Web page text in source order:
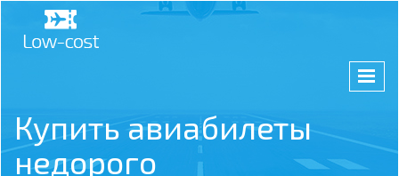
Купить авиабилеты
недорого